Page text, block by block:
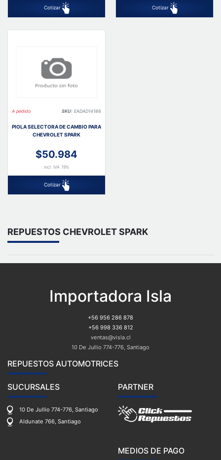
Cotizar Cotizar
A pedido SKU: EADAD14186
PIOLA SELECTORA DE CAMBIO PARA
CHEVROLET SPARK
$50.984
incl. IVA 19%
Cotizar
REPUESTOS CHEVROLET SPARK
Importadora Isla
+56 956 286 878
+56 998 336 812
ventas@visla.cl
10 De Jullio 774-776, Santiago
REPUESTOS AUTOMOTRICES
SUCURSALES
10 De Jullio 774-776, Santiago
Aldunate 766, Santiago
PARTNER
MEDIOS DE PAGO